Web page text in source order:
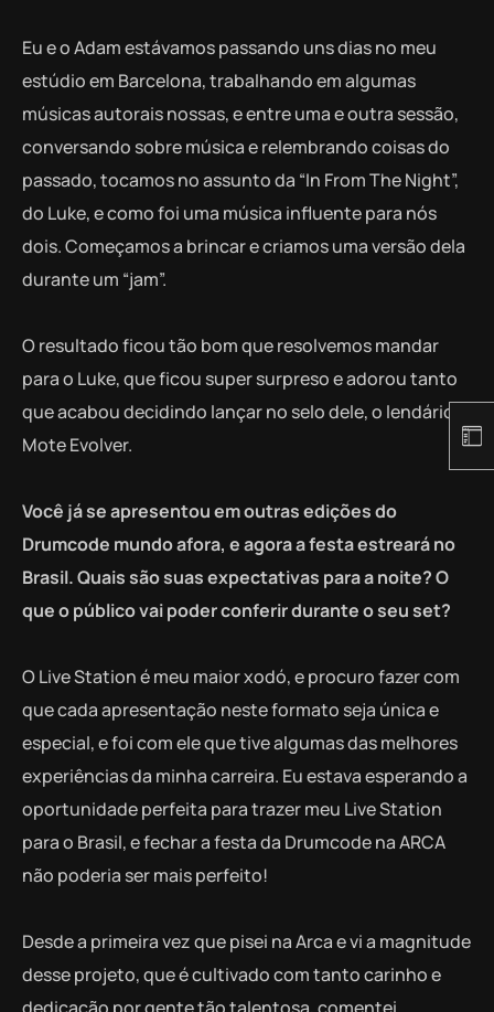
Eu e o Adam estávamos passando uns dias no meu
estúdio em Barcelona, trabalhando em algumas
músicas autorais nossas, e entre uma e outra sessão,
conversando sobre música e relembrando coisas do
passado, tocamos no assunto da “In From The Night”,
do Luke, e como foi uma música influente para nós
dois. Começamos a brincar e criamos uma versão dela
durante um “jam”.
O resultado ficou tão bom que resolvemos mandar
para o Luke, que ficou super surpreso e adorou tanto
que acabou decidindo lançar no selo dele, o lendário
Mote Evolver.
Você já se apresentou em outras edições do
Drumcode mundo afora, e agora a festa estreará no
Brasil. Quais são suas expectativas para a noite? O
que o público vai poder conferir durante o seu set?
O Live Station é meu maior xodó, e procuro fazer com
que cada apresentação neste formato seja única e
especial, e foi com ele que tive algumas das melhores
experiências da minha carreira. Eu estava esperando a
oportunidade perfeita para trazer meu Live Station
para o Brasil, e fechar a festa da Drumcode na ARCA
não poderia ser mais perfeito!
Desde a primeira vez que pisei na Arca e vi a magnitude
desse projeto, que é cultivado com tanto carinho e